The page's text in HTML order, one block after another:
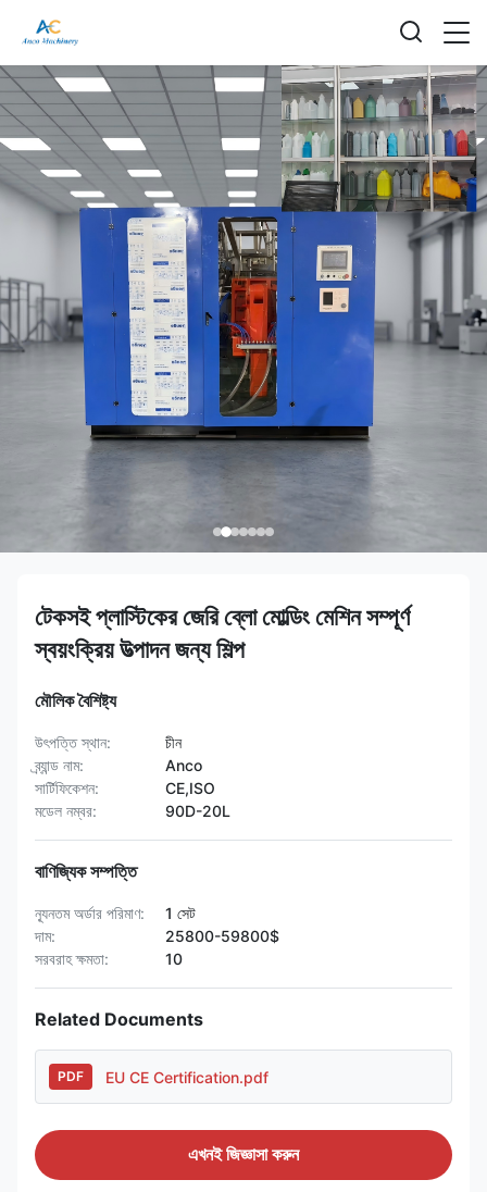
টেকসই প্লাস্টিকের জেরি ব্লো মোল্ডিং মেশিন সম্পূর্ণ
স্বয়ংক্রিয় উত্পাদন জন্য শিল্প
মৌলিক বৈশিষ্ট্য
উৎপত্তি স্থান:
চীন
ব্র্যান্ড নাম:
Anco
সার্টিফিকেশন:
CE,ISO
মডেল নম্বর:
90D-20L
বাণিজ্যিক সম্পত্তি
ন্যূনতম অর্ডার পরিমাণ:
1 সেট
দাম:
25800-59800$
সরবরাহ ক্ষমতা:
10
Related Documents
PDF EU CE Certification.pdf
এখনই জিজ্ঞাসা করুন